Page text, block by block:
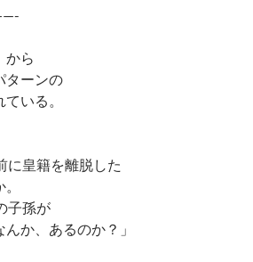
から
ターンの
いる。
に皇籍を離脱した
子孫が
か、あるのか？」